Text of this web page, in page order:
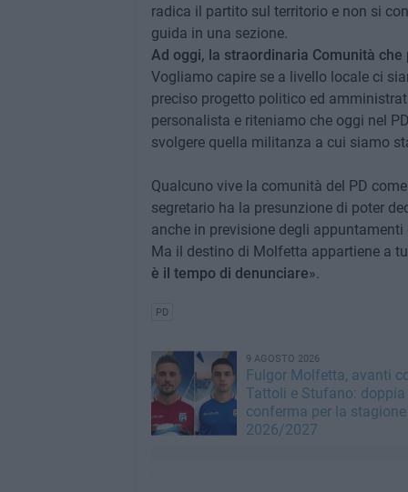
radica il partito sul territorio e non si
guida in una sezione.
Ad oggi, la straordinaria Comunità
Vogliamo capire se a livello locale ci
preciso progetto politico ed
personalista e riteniamo che oggi nel
svolgere quella militanza a cui siamo
Qualcuno vive la comunità del PD
segretario ha la presunzione di poter
anche in previsione degli
Ma il destino di Molfetta appartiene a
è il tempo di denunciare».
PD
9 AGOSTO 2026
Fulgor Molfetta, avanti
Tattoli e Stufano: doppia
conferma per la stagione
2026/2027